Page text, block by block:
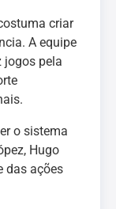
criar
A equipe
jogos pela
o sistema
Hugo
das ações